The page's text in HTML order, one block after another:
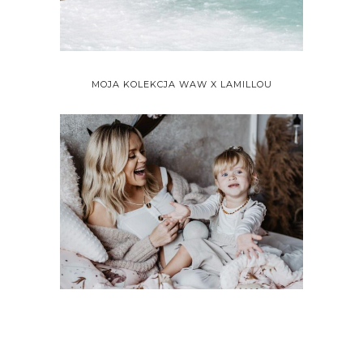
MOJA KOLEKCJA WAW X LAMILLOU